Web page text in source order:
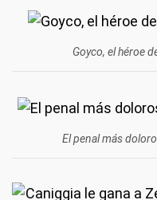
Goyco, el héroe
El penal más